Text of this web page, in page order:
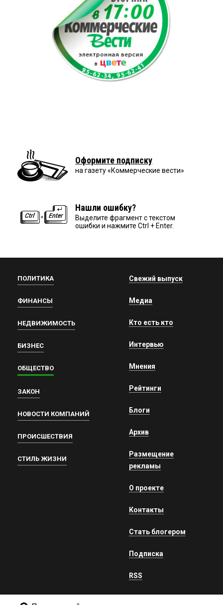
Оформите подписку
на газету «Коммерческие вести»
Нашли ошибку?
Выделите фрагмент с текстом
ошибки и нажмите Ctrl + Enter.
ПОЛИТИКА
ФИНАНСЫ
НЕДВИЖИМОСТЬ
БИЗНЕС
ОБЩЕСТВО
ЗАКОН
НОВОСТИ КОМПАНИЙ
ПРОИСШЕСТВИЯ
СТИЛЬ ЖИЗНИ
Свежий выпуск
Медиа
Кто есть кто
Интервью
Мнения
Рейтинги
Блоги
Архив
Размещение
рекламы
О проекте
Контакты
Стать блогером
Подписка
RSS